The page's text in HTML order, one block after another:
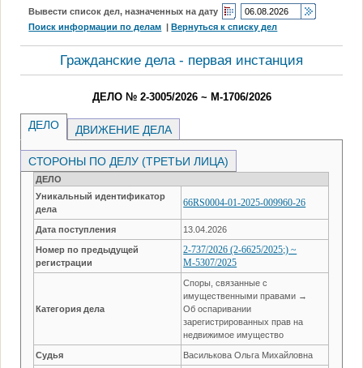
Вывести список дел, назначенных на дату
Поиск информации по делам |Вернуться к списку дел
Гражданские дела - первая инстанция
ДЕЛО № 2-3005/2026 ~ М-1706/2026
ДЕЛО ДВИЖЕНИЕ ДЕЛА
СТОРОНЫ ПО ДЕЛУ (ТРЕТЬИ ЛИЦА)
ДЕЛО
Уникальный идентификатор
дела
66RS0004-01-2025-009960-26
Дата поступления 13.04.2026
Номер по предыдущей
регистрации
2-737/2026 (2-6625/2025;) ~
М-5307/2025
Категория дела
Споры, связанные с
имущественными правами →
Об оспаривании
зарегистрированных прав на
недвижимое имущество
Судья Василькова Ольга Михайловна